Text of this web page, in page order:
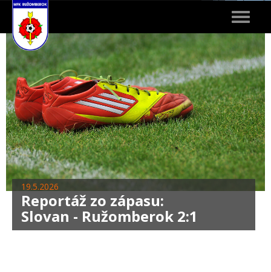
Toggle
19.5.2026
Reportáž zo zápasu:
Slovan - Ružomberok 2:1